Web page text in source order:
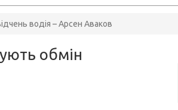
водія – Арсен Аваков
обмін